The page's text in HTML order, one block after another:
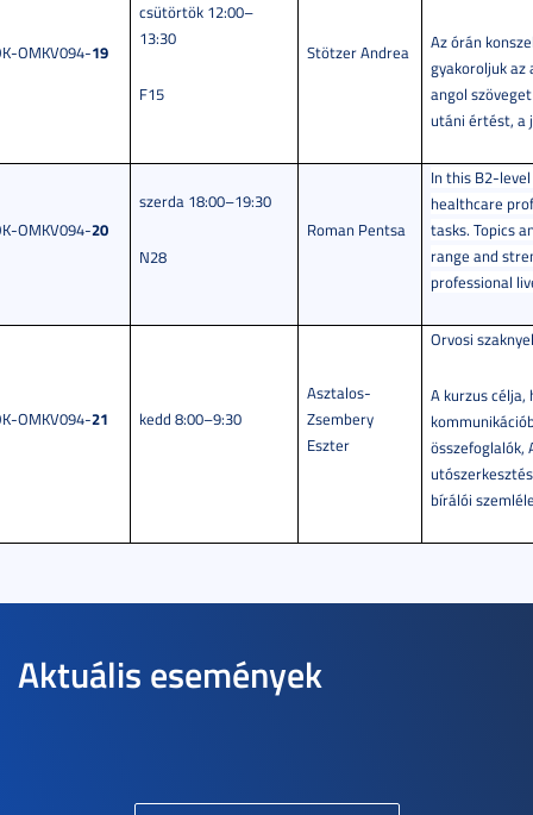
OMKV094-19
csütörtök 12:00–
13:30
F15
Stötzer Andrea
Az órán
gyakoroljuk az
angol
utáni értést, a
OMKV094-20
szerda 18:00–19:30
N28
Roman Pentsa
In this
healthcare
tasks. Topics
range and
professional
OMKV094-21 kedd 8:00–9:30
Asztalos-
Zsembery
Eszter
Orvosi
A kurzus célja,
összefoglalók,
bírálói
Aktuális események